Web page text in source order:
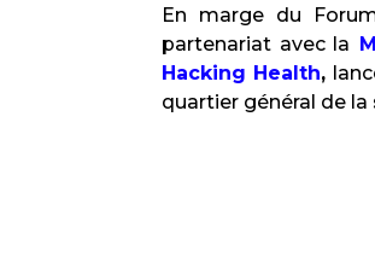
En marge du
partenariat avec la
Hacking Health,
quartier général de la